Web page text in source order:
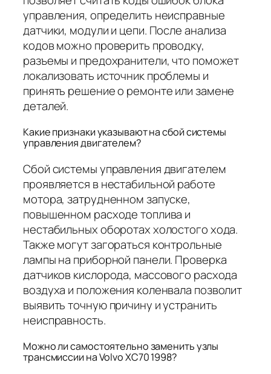
управления, определить неисправные
датчики, модули и цепи. После анализа
кодов можно проверить проводку,
разъемы и предохранители, что поможет
локализовать источник проблемы и
принять решение о ремонте или замене
деталей.
Какие признаки указывают на сбой системы
управления двигателем?
Сбой системы управления двигателем
проявляется в нестабильной работе
мотора, затрудненном запуске,
повышенном расходе топлива и
нестабильных оборотах холостого хода.
Также могут загораться контрольные
лампы на приборной панели. Проверка
датчиков кислорода, массового расхода
воздуха и положения коленвала позволит
выявить точную причину и устранить
неисправность.
Можно ли самостоятельно заменить узлы
трансмиссии на Volvo XC70 1998?